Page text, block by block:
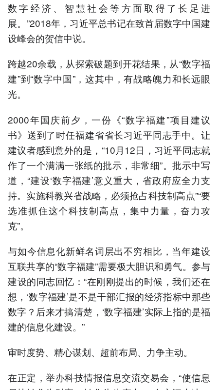
数字经济、智慧社会等方面取得了长足进
展。”2018年，习近平总书记在致首届数字中国建
设峰会的贺信中说。
跨越20余载，从探索破题到开花结果，从“数字福
建”到“数字中国”，这其中，有战略魄力和长远眼
光。
2000年国庆前夕，一份《“数字福建”项目建议
书》送到了时任福建省省长习近平同志手中。让
建议者感到意外的是，“10月12日，习近平同志就
作了一个满满一张纸的批示，非常细”。批示中写
道，“建设‘数字福建’意义重大，省政府应全力支
持。实施科教兴省战略，必须抢占科技制高点”“要
选准抓住这个科技制高点，集中力量，奋力攻
克”。
与如今信息化新鲜名词层出不穷相比，当年建设
互联共享的“数字福建”需要极大胆识和勇气。参与
建设的同志回忆：“在刚刚提出的时候，我们还在
想，‘数字福建’是不是干部汇报的经济指标中那些
数字？后来才搞清楚，‘数字福建’实际上指的是福
建的信息化建设。”
审时度势、精心谋划、超前布局、力争主动。
在正定，举办科技情报信息交流交易会，“使信息